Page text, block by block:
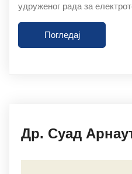
удруженог рада за
Погледај
Др. Суaд